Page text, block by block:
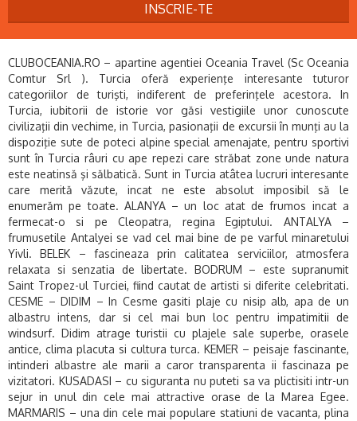
INSCRIE-TE
CLUBOCEANIA.RO – apartine agentiei Oceania Travel (Sc Oceania
Comtur Srl ). Turcia oferă experienţe interesante tuturor
categoriilor de turişti, indiferent de preferinţele acestora. In
Turcia, iubitorii de istorie vor găsi vestigiile unor cunoscute
civilizaţii din vechime, in Turcia, pasionaţii de excursii în munţi au la
dispoziţie sute de poteci alpine special amenajate, pentru sportivi
sunt în Turcia râuri cu ape repezi care străbat zone unde natura
este neatinsă şi sălbatică. Sunt in Turcia atâtea lucruri interesante
care merită văzute, incat ne este absolut imposibil să le
enumerăm pe toate. ALANYA – un loc atat de frumos incat a
fermecat-o si pe Cleopatra, regina Egiptului. ANTALYA –
frumusetile Antalyei se vad cel mai bine de pe varful minaretului
Yivli. BELEK – fascineaza prin calitatea serviciilor, atmosfera
relaxata si senzatia de libertate. BODRUM – este supranumit
Saint Tropez-ul Turciei, fiind cautat de artisti si diferite celebritati.
CESME – DIDIM – In Cesme gasiti plaje cu nisip alb, apa de un
albastru intens, dar si cel mai bun loc pentru impatimitii de
windsurf. Didim atrage turistii cu plajele sale superbe, orasele
antice, clima placuta si cultura turca. KEMER – peisaje fascinante,
intinderi albastre ale marii a caror transparenta ii fascinaza pe
vizitatori. KUSADASI – cu siguranta nu puteti sa va plictisiti intr-un
sejur in unul din cele mai attractive orase de la Marea Egee.
MARMARIS – una din cele mai populare statiuni de vacanta, plina